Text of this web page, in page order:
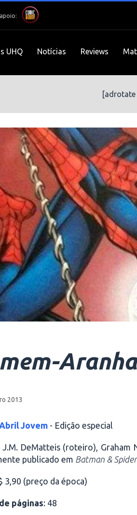
apoio:
UHQ Notícias Reviews
[adrotate
Aranha
2013
Jovem - Edição especial
J.M. DeMatteis (roteiro), Graham
publicado em Batman &
3,90 (preço da época)
páginas: 48